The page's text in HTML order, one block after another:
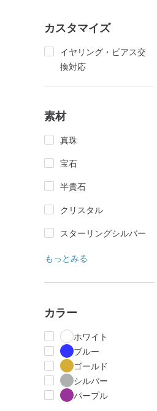
カスタマイズ
イヤリング・ピアス交
換対応
素材
真珠
宝石
半貴石
クリスタル
スターリングシルバー
もっとみる
カラー
ホワイト
ブルー
ゴールド
シルバー
パープル